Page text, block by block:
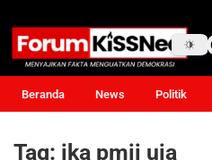
Beranda News Politik
Tag: ika pmii uia